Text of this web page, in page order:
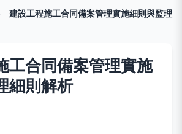
建設工程施工合同備案管理實施細則與監理
工合同備案管理實施
細則解析